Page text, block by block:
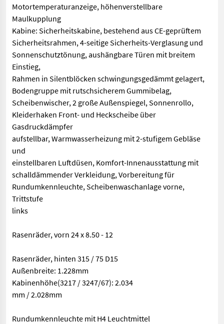
Motortemperaturanzeige, höhenverstellbare
Maulkupplung
Kabine: Sicherheitskabine, bestehend aus CE-geprüftem
Sicherheitsrahmen, 4-seitige Sicherheits-Verglasung und
Sonnenschutztönung, aushängbare Türen mit breitem
Einstieg,
Rahmen in Silentblöcken schwingungsgedämmt gelagert,
Bodengruppe mit rutschsicherem Gummibelag,
Scheibenwischer, 2 große Außenspiegel, Sonnenrollo,
Kleiderhaken Front- und Heckscheibe über
Gasdruckdämpfer
aufstellbar, Warmwasserheizung mit 2-stufigem Gebläse
und
einstellbaren Luftdüsen, Komfort-Innenausstattung mit
schalldämmender Verkleidung, Vorbereitung für
Rundumkennleuchte, Scheibenwaschanlage vorne,
Trittstufe
links
Rasenräder, vorn 24 x 8.50 - 12
Rasenräder, hinten 315 / 75 D15
Außenbreite: 1.228mm
Kabinenhöhe(3217 / 3247/67): 2.034
mm / 2.028mm
Rundumkennleuchte mit H4 Leuchtmittel